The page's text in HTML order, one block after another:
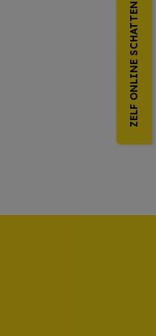
ZELF ONLINE SCHATTEN